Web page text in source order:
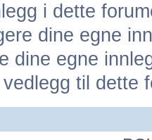
i dette
dine egne
dine egne
vedlegg til dette